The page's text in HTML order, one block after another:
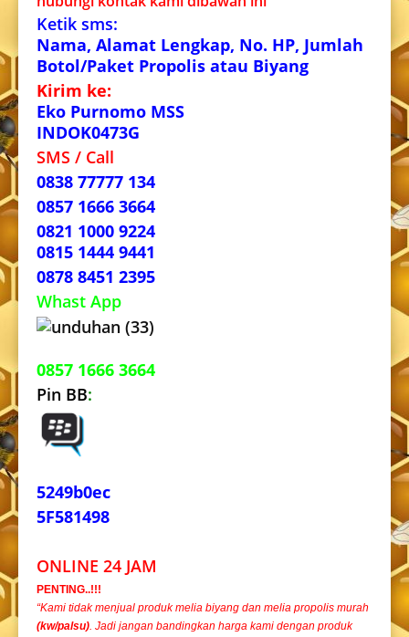
Ketik sms:
Nama, Alamat Lengkap, No. HP, Jumlah
Botol/Paket Propolis atau Biyang
Kirim ke:
Eko Purnomo MSS
INDOK0473G
SMS / Call
0838 77777 134
0857 1666 3664
0821 1000 9224
0815 1444 9441
0878 8451 2395
Whast App
0857 1666 3664
Pin BB:
5249b0ec
5F581498
ONLINE 24 JAM
PENTING..!!!
“Kami tidak menjual produk melia biyang dan melia propolis murah
(kw/palsu). Jadi jangan bandingkan harga kami dengan produk